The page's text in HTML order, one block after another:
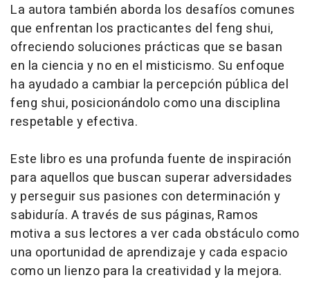
La autora también aborda los desafíos comunes
que enfrentan los practicantes del feng shui,
ofreciendo soluciones prácticas que se basan
en la ciencia y no en el misticismo. Su enfoque
ha ayudado a cambiar la percepción pública del
feng shui, posicionándolo como una disciplina
respetable y efectiva.
Este libro es una profunda fuente de inspiración
para aquellos que buscan superar adversidades
y perseguir sus pasiones con determinación y
sabiduría. A través de sus páginas, Ramos
motiva a sus lectores a ver cada obstáculo como
una oportunidad de aprendizaje y cada espacio
como un lienzo para la creatividad y la mejora.